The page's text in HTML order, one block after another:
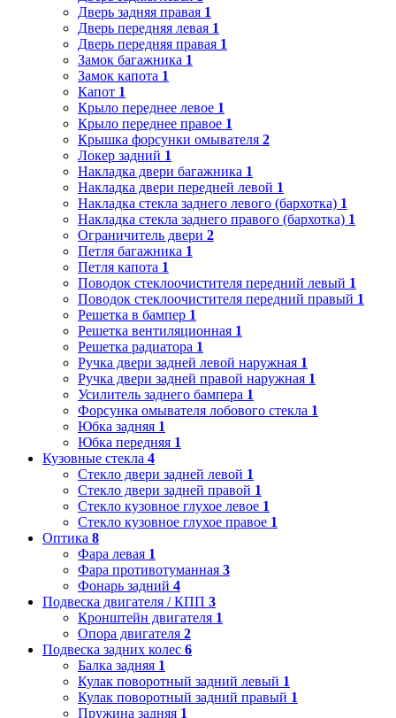
Дверь задняя правая 1
Дверь передняя левая 1
Дверь передняя правая 1
Замок багажника 1
Замок капота 1
Капот 1
Крыло переднее левое 1
Крыло переднее правое 1
Крышка форсунки омывателя 2
Локер задний 1
Накладка двери багажника 1
Накладка двери передней левой 1
Накладка стекла заднего левого (бархотка) 1
Накладка стекла заднего правого (бархотка) 1
Ограничитель двери 2
Петля багажника 1
Петля капота 1
Поводок стеклоочистителя передний левый 1
Поводок стеклоочистителя передний правый 1
Решетка в бампер 1
Решетка вентиляционная 1
Решетка радиатора 1
Ручка двери задней левой наружная 1
Ручка двери задней правой наружная 1
Усилитель заднего бампера 1
Форсунка омывателя лобового стекла 1
Юбка задняя 1
Юбка передняя 1
Кузовные стекла 4
Стекло двери задней левой 1
Стекло двери задней правой 1
Стекло кузовное глухое левое 1
Стекло кузовное глухое правое 1
Оптика 8
Фара левая 1
Фара противотуманная 3
Фонарь задний 4
Подвеска двигателя / КПП 3
Кронштейн двигателя 1
Опора двигателя 2
Подвеска задних колес 6
Балка задняя 1
Кулак поворотный задний левый 1
Кулак поворотный задний правый 1
Пружина задняя 1